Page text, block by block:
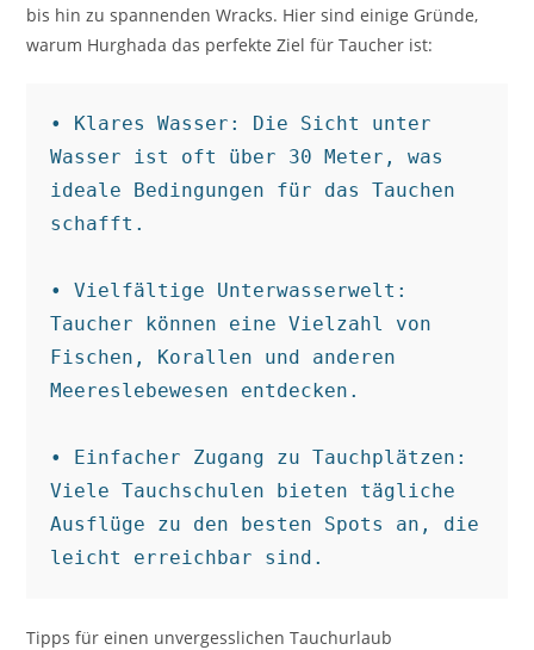
bis hin zu spannenden Wracks. Hier sind einige Gründe,
warum Hurghada das perfekte Ziel für Taucher ist:
• Klares Wasser: Die Sicht unter
Wasser ist oft über 30 Meter, was
ideale Bedingungen für das Tauchen
schafft.
• Vielfältige Unterwasserwelt:
Taucher können eine Vielzahl von
Fischen, Korallen und anderen
Meereslebewesen entdecken.
• Einfacher Zugang zu Tauchplätzen:
Viele Tauchschulen bieten tägliche
Ausflüge zu den besten Spots an, die
leicht erreichbar sind.
Tipps für einen unvergesslichen Tauchurlaub